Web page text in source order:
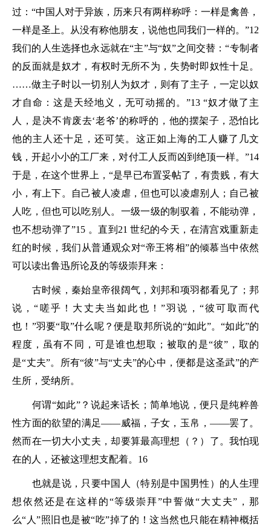
过：“中国人对于异族，历来只有两样称呼：一样是禽兽，
一样是圣上。从没有称他朋友，说他也同我们一样的。”12
我们的人生选择也永远就在“主”与“奴”之间交替：“专制者
的反面就是奴才，有权时无所不为，失势时即奴性十足。
……做主子时以一切别人为奴才，则有了主子，一定以奴
才自命：这是天经地义，无可动摇的。”13 “奴才做了主
人，是决不肯废去‘老爷’的称呼的，他的摆架子，恐怕比
他的主人还十足，还可笑。这正如上海的工人赚了几文
钱，开起小小的工厂来，对付工人反而凶到绝顶一样。”14
于是，在这个世界上，“是早已布置妥帖了，有贵贱，有大
小，有上下。自己被人凌虐，但也可以凌虐别人；自己被
人吃，但也可以吃别人。一级一级的制驭着，不能动弹，
也不想动弹了”15 。直到21 世纪的今天，在清宫戏重新走
红的时候，我们从普通观众对“帝王将相”的倾慕当中依然
可以读出鲁迅所论及的等级崇拜来：
古时候，秦始皇帝很阔气，刘邦和项羽都看见了；邦
说，“嗟乎！大丈夫当如此也！”羽说，“彼可取而代
也！”羽要“取”什么呢？便是取邦所说的“如此”。“如此”的
程度，虽有不同，可是谁也想取；被取的是“彼”，取的
是“丈夫”。所有“彼”与“丈夫”的心中，便都是这圣武”的产
生所，受纳所。
何谓“如此”？说起来话长；简单地说，便只是纯粹兽
性方面的欲望的满足——威福，子女，玉帛，——罢了。
然而在一切大小丈夫，却要算最高理想（？）了。我怕现
在的人，还被这理想支配着。16
也就是说，只要中国人（特别是中国男性）的人生理
想依然还是在这样的“等级崇拜”中誓做“大丈夫”，那
么“人”照旧也是被“吃”掉了的！这当然也只能在精神概括